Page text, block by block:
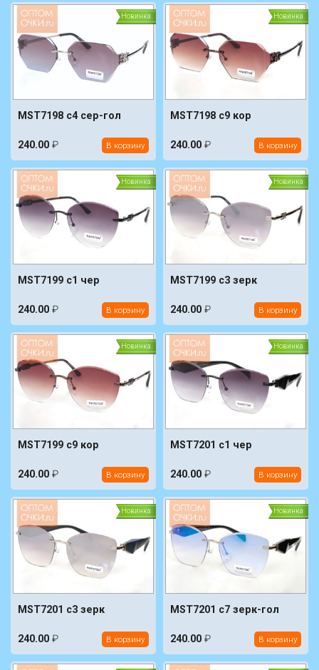
Новинка
MST7198 c4 сер-гол
240.00 ₽ В корзину
Новинка
MST7198 c9 кор
240.00 ₽ В корзину
Новинка
MST7199 c1 чер
240.00 ₽ В корзину
Новинка
MST7199 c3 зерк
240.00 ₽ В корзину
Новинка
MST7199 c9 кор
240.00 ₽ В корзину
Новинка
MST7201 c1 чер
240.00 ₽ В корзину
Новинка
MST7201 c3 зерк
240.00 ₽ В корзину
Новинка
MST7201 c7 зерк-гол
240.00 ₽ В корзину